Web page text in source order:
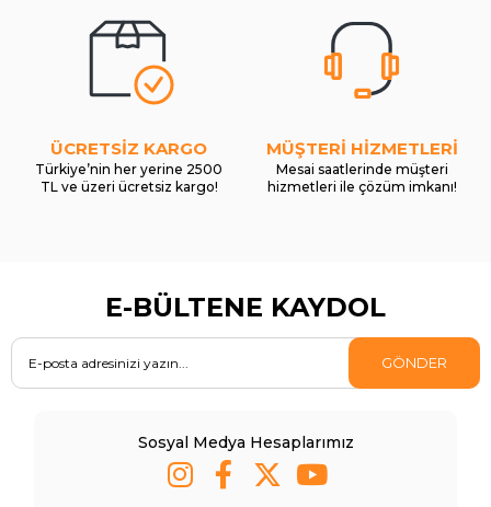
ÜCRETSİZ KARGO
Türkiye’nin her yerine 2500
TL ve üzeri ücretsiz kargo!
MÜŞTERİ HİZMETLERİ
Mesai saatlerinde müşteri
hizmetleri ile çözüm imkanı!
E-BÜLTENE KAYDOL
GÖNDER
Sosyal Medya Hesaplarımız